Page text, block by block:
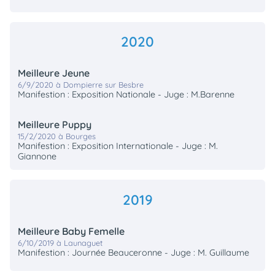
2020
Meilleure Jeune
6/9/2020 à Dompierre sur Besbre
Manifestion : Exposition Nationale - Juge : M.Barenne
Meilleure Puppy
15/2/2020 à Bourges
Manifestion : Exposition Internationale - Juge : M.
Giannone
2019
Meilleure Baby Femelle
6/10/2019 à Launaguet
Manifestion : Journée Beauceronne - Juge : M. Guillaume